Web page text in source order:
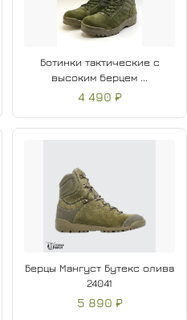
Ботинки тактические с
высоким берцем ...
4 490 ₽
Берцы Мангуст Бутекс олива
24041
5 890 ₽